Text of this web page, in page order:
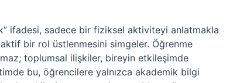
ifadesi, sadece bir fiziksel aktiviteyi anlatmakla
bir rol üstlenmesini simgeler. Öğrenme
toplumsal ilişkiler, bireyin etkileşimde
bu, öğrencilere yalnızca akademik bilgi